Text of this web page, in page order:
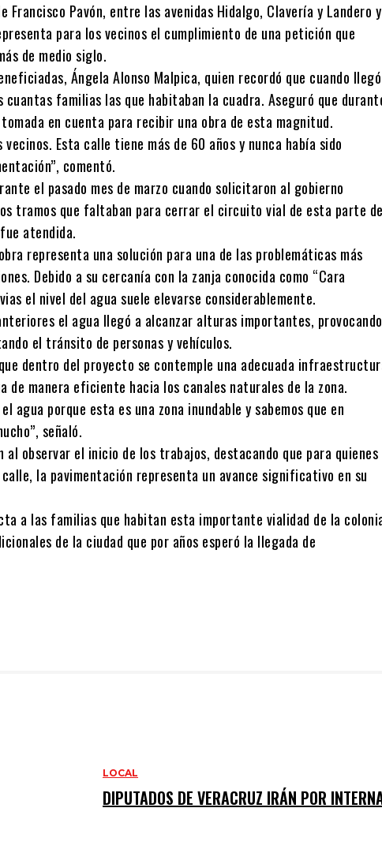
Francisco Pavón, entre las avenidas Hidalgo, Clavería y Landero y
para los vecinos el cumplimiento de una petición que
de medio siglo.
Ángela Alonso Malpica, quien recordó que cuando llegó
cuantas familias las que habitaban la cuadra. Aseguró que
en cuenta para recibir una obra de esta magnitud.
vecinos. Esta calle tiene más de 60 años y nunca había sido
comentó.
el pasado mes de marzo cuando solicitaron al gobierno
tramos que faltaban para cerrar el circuito vial de esta parte de
atendida.
representa una solución para una de las problemáticas más
Debido a su cercanía con la zanja conocida como “Cara
el nivel del agua suele elevarse considerablemente.
el agua llegó a alcanzar alturas importantes, provocando
el tránsito de personas y vehículos.
dentro del proyecto se contemple una adecuada
de manera eficiente hacia los canales naturales de la zona.
agua porque esta es una zona inundable y sabemos que en
señaló.
observar el inicio de los trabajos, destacando que para quienes
la pavimentación representa un avance significativo en su
a las familias que habitan esta importante vialidad de la
de la ciudad que por años esperó la llegada de
LOCAL
DIPUTADOS DE VERACRUZ IRÁN POR